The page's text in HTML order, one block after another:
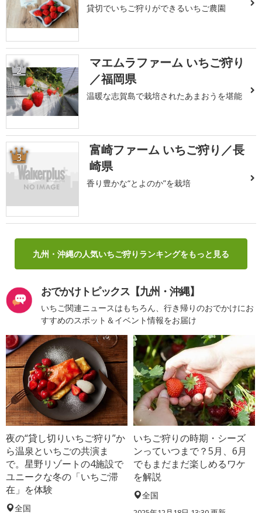
貸切でいちご狩りができるいちご農園
2
マエムラファーム いちご狩り
／福岡県
温暖な志賀島で栽培されたあまおうを堪能
3
富崎ファーム いちご狩り／長
崎県
香り豊かな“とよのか”を栽培
九州・沖縄の人気いちご狩りランキングをもっと見る
おでかけトピックス【九州・沖縄】
いちご関連ニュースはもちろん、行き帰りのおでかけにお
すすめのスポット＆イベント情報をお届け
夜の“貸し切りいちご狩り”か
ら温泉といちごの共演ま
で。星野リゾートの4施設で
ユニークな冬の「いちご滞
在」を体験
全国
いちご狩りの時期・シーズ
ンっていつまで？5月、6月
でもまだまだ楽しめるワケ
を解説
全国